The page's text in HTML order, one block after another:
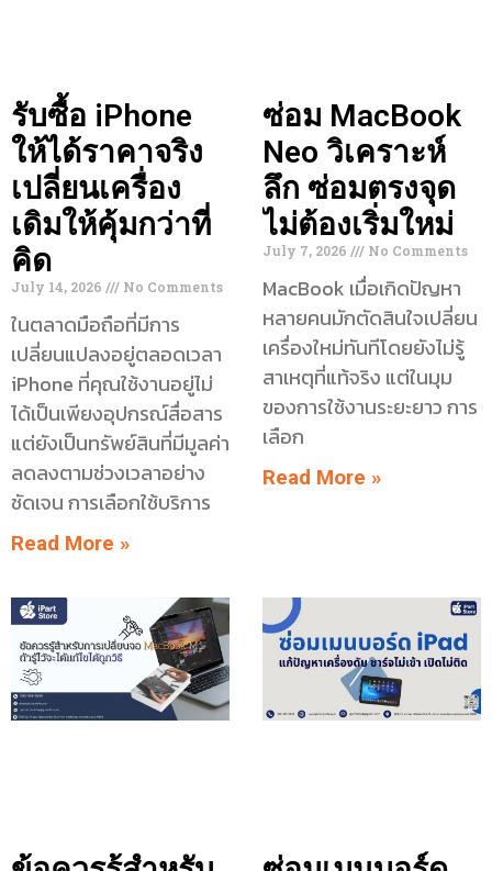
รับซื้อ iPhone
ให้ได้ราคาจริง
เปลี่ยนเครื่อง
เดิมให้คุ้มกว่าที่
คิด
July 14, 2026 No Comments
ในตลาดมือถือที่มีการ
เปลี่ยนแปลงอยู่ตลอดเวลา
iPhone ที่คุณใช้งานอยู่ไม่
ได้เป็นเพียงอุปกรณ์สื่อสาร
แต่ยังเป็นทรัพย์สินที่มีมูลค่า
ลดลงตามช่วงเวลาอย่าง
ชัดเจน การเลือกใช้บริการ
Read More »
ซ่อม MacBook
Neo วิเคราะห์
ลึก ซ่อมตรงจุด
ไม่ต้องเริ่มใหม่
July 7, 2026 No Comments
MacBook เมื่อเกิดปัญหา
หลายคนมักตัดสินใจเปลี่ยน
เครื่องใหม่ทันทีโดยยังไม่รู้
สาเหตุที่แท้จริง แต่ในมุม
ของการใช้งานระยะยาว การ
เลือก
Read More »